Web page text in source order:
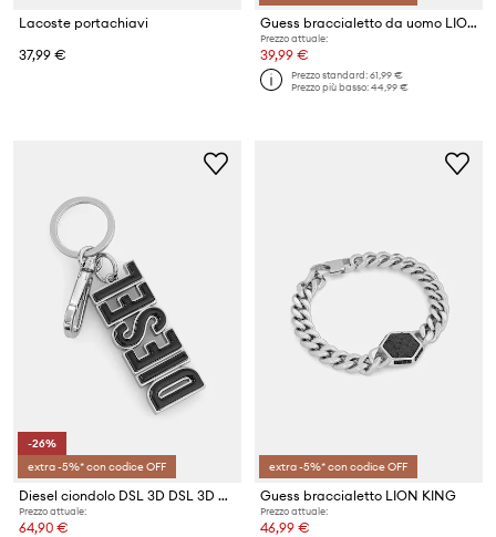
Lacoste portachiavi
37,99 €
Guess braccialetto da uomo LION LEGACY
Prezzo attuale:
39,99 €
Prezzo standard:61,99 €
Prezzo più basso:44,99 €
-26%
extra -5%* con codice OFF
Diesel ciondolo DSL 3D DSL 3D KEY RING
Prezzo attuale:
64,90 €
extra -5%* con codice OFF
Guess braccialetto LION KING
Prezzo attuale:
46,99 €